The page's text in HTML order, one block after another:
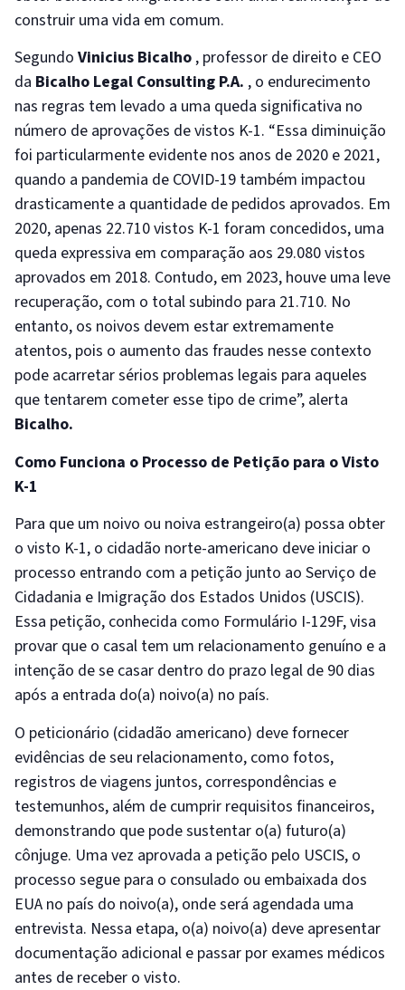
construir uma vida em comum.
Segundo Vinicius Bicalho , professor de direito e CEO
da Bicalho Legal Consulting P.A. , o endurecimento
nas regras tem levado a uma queda significativa no
número de aprovações de vistos K-1. “Essa diminuição
foi particularmente evidente nos anos de 2020 e 2021,
quando a pandemia de COVID-19 também impactou
drasticamente a quantidade de pedidos aprovados. Em
2020, apenas 22.710 vistos K-1 foram concedidos, uma
queda expressiva em comparação aos 29.080 vistos
aprovados em 2018. Contudo, em 2023, houve uma leve
recuperação, com o total subindo para 21.710. No
entanto, os noivos devem estar extremamente
atentos, pois o aumento das fraudes nesse contexto
pode acarretar sérios problemas legais para aqueles
que tentarem cometer esse tipo de crime”, alerta
Bicalho.
Como Funciona o Processo de Petição para o Visto
K-1
Para que um noivo ou noiva estrangeiro(a) possa obter
o visto K-1, o cidadão norte-americano deve iniciar o
processo entrando com a petição junto ao Serviço de
Cidadania e Imigração dos Estados Unidos (USCIS).
Essa petição, conhecida como Formulário I-129F, visa
provar que o casal tem um relacionamento genuíno e a
intenção de se casar dentro do prazo legal de 90 dias
após a entrada do(a) noivo(a) no país.
O peticionário (cidadão americano) deve fornecer
evidências de seu relacionamento, como fotos,
registros de viagens juntos, correspondências e
testemunhos, além de cumprir requisitos financeiros,
demonstrando que pode sustentar o(a) futuro(a)
cônjuge. Uma vez aprovada a petição pelo USCIS, o
processo segue para o consulado ou embaixada dos
EUA no país do noivo(a), onde será agendada uma
entrevista. Nessa etapa, o(a) noivo(a) deve apresentar
documentação adicional e passar por exames médicos
antes de receber o visto.